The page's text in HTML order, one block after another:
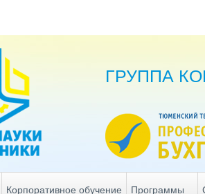
ГРУППА
Корпоративное обучение
Программы